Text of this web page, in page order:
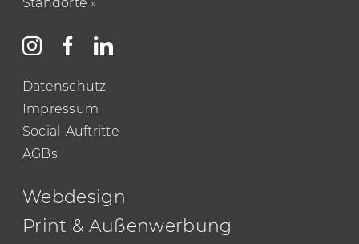
Datenschutz
Impressum
Social-Auftritte
AGBs
Webdesign
Print & Außenwerbung